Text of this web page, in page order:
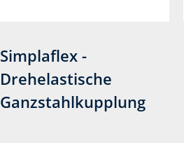
Simplaflex -
Drehelastische
Ganzstahlkupplung